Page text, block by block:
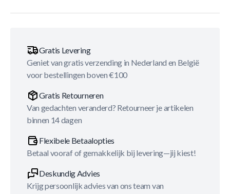
Gratis Levering
Geniet van gratis verzending in Nederland en België
voor bestellingen boven €100
Gratis Retourneren
Van gedachten veranderd? Retourneer je artikelen
binnen 14 dagen
Flexibele Betaalopties
Betaal vooraf of gemakkelijk bij levering—jij kiest!
Deskundig Advies
Krijg persoonlijk advies van ons team van